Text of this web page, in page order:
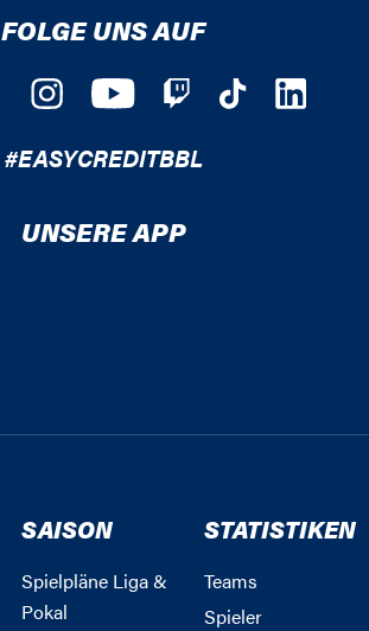
FOLGE UNS AUF
#EASYCREDITBBL
UNSERE APP
SAISON
Spielpläne Liga &
Pokal
STATISTIKEN
Teams
Spieler